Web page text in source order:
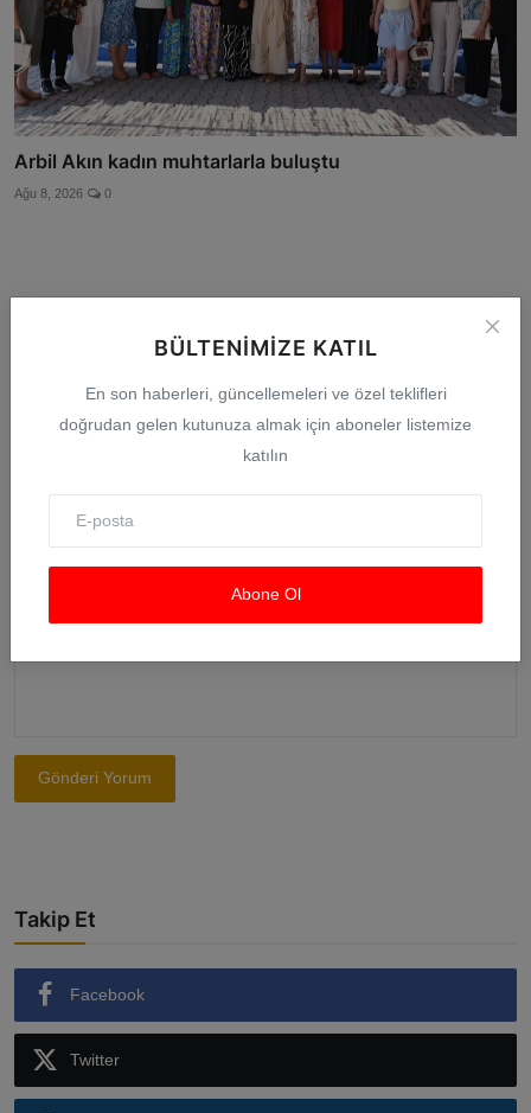
BÜLTENIMIZE KATIL
En son haberleri, güncellemeleri ve özel teklifleri
doğrudan gelen kutunuza almak için aboneler listemize
katılın
Abone Ol
Arbil Akın kadın muhtarlarla buluştu
Ağu 8, 2026 0
E-posta
Gönderi Yorum
Takip Et
Facebook
Twitter